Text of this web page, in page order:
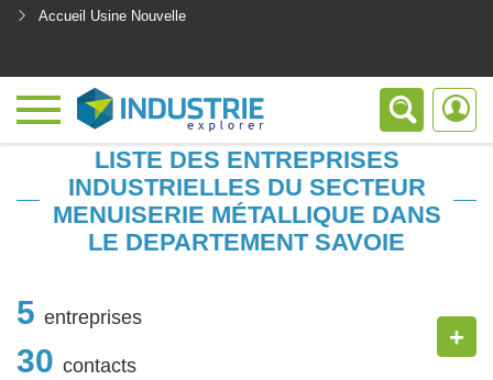
Accueil Usine Nouvelle
LISTE DES ENTREPRISES
INDUSTRIELLES DU SECTEUR
MENUISERIE MÉTALLIQUE DANS
LE DEPARTEMENT SAVOIE
5 entreprises
30 contacts
+